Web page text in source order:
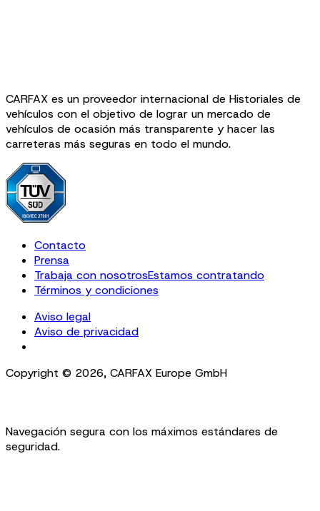
CARFAX es un proveedor internacional de Historiales de
vehículos con el objetivo de lograr un mercado de
vehículos de ocasión más transparente y hacer las
carreteras más seguras en todo el mundo.
Contacto
Prensa
Trabaja con nosotrosEstamos contratando
Términos y condiciones
Aviso legal
Aviso de privacidad
Copyright © 2026, CARFAX Europe GmbH
Navegación segura con los máximos estándares de
seguridad.